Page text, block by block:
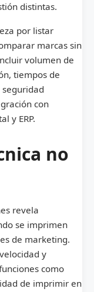
distintas.
por listar
marcas sin
volumen de
tiempos de
con
y ERP.
no
revela
se imprimen
de marketing.
y
como
de imprimir en